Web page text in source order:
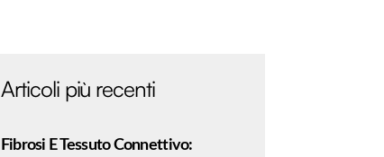
Articoli più recenti
Fibrosi E Tessuto Connettivo: